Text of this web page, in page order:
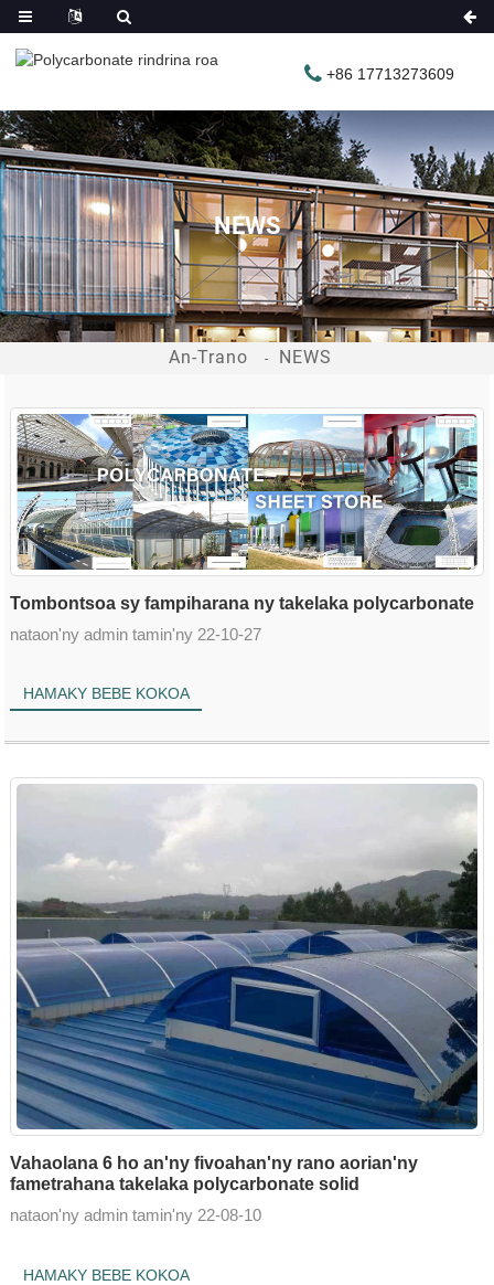
+86 17713273609
NEWS
An-Trano NEWS
Tombontsoa sy fampiharana ny takelaka polycarbonate
nataon'ny admin tamin'ny 22-10-27
HAMAKY BEBE KOKOA
Vahaolana 6 ho an'ny fivoahan'ny rano aorian'ny
fametrahana takelaka polycarbonate solid
nataon'ny admin tamin'ny 22-08-10
HAMAKY BEBE KOKOA